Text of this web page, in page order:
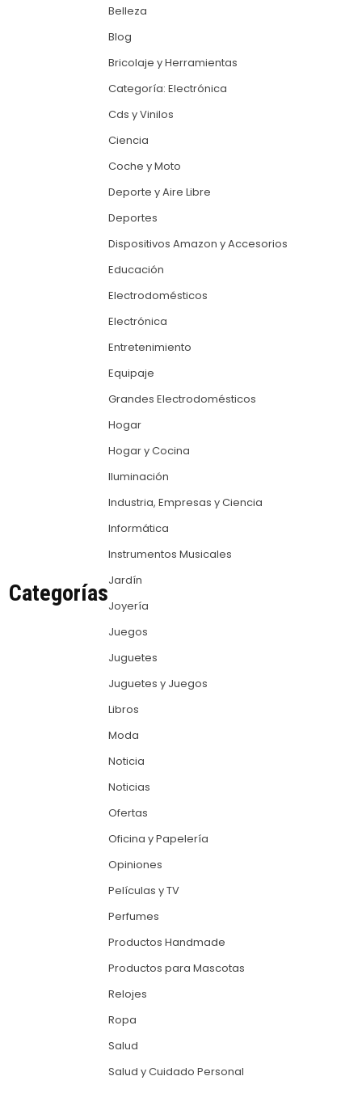
Categorías
Belleza
Blog
Bricolaje y Herramientas
Categoría: Electrónica
Cds y Vinilos
Ciencia
Coche y Moto
Deporte y Aire Libre
Deportes
Dispositivos Amazon y Accesorios
Educación
Electrodomésticos
Electrónica
Entretenimiento
Equipaje
Grandes Electrodomésticos
Hogar
Hogar y Cocina
Iluminación
Industria, Empresas y Ciencia
Informática
Instrumentos Musicales
Jardín
Joyería
Juegos
Juguetes
Juguetes y Juegos
Libros
Moda
Noticia
Noticias
Ofertas
Oficina y Papelería
Opiniones
Películas y TV
Perfumes
Productos Handmade
Productos para Mascotas
Relojes
Ropa
Salud
Salud y Cuidado Personal